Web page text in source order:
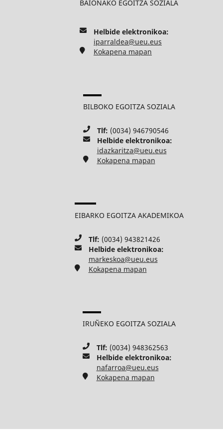
BAIONAKO EGOITZA SOZIALA
Helbide elektronikoa:
iparraldea@ueu.eus
Kokapena mapan
BILBOKO EGOITZA SOZIALA
Tlf: (0034) 946790546
Helbide elektronikoa:
idazkaritza@ueu.eus
Kokapena mapan
EIBARKO EGOITZA AKADEMIKOA
Tlf: (0034) 943821426
Helbide elektronikoa:
markeskoa@ueu.eus
Kokapena mapan
IRUÑEKO EGOITZA SOZIALA
Tlf: (0034) 948362563
Helbide elektronikoa:
nafarroa@ueu.eus
Kokapena mapan